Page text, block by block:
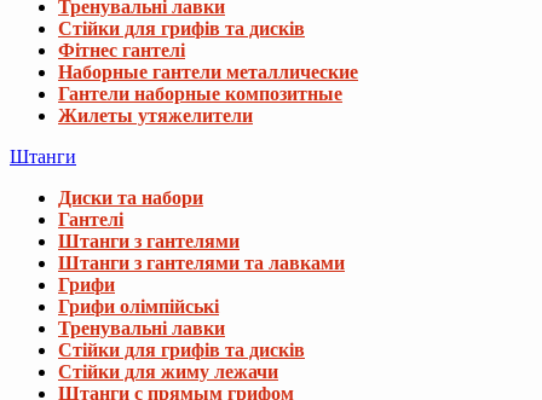
Тренувальні лавки
Стійки для грифів та дисків
Фітнес гантелі
Наборные гантели металлические
Гантели наборные композитные
Жилеты утяжелители
Штанги
Диски та набори
Гантелі
Штанги з гантелями
Штанги з гантелями та лавками
Грифи
Грифи олімпійські
Тренувальні лавки
Стійки для грифів та дисків
Стійки для жиму лежачи
Штанги с прямым грифом